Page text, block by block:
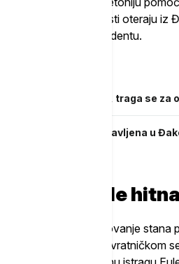
dozvoli da je ekstremisti oteraju
OEBS, o ovom incidentu.
u pucnjavi u Đakovici, traga se za
Velika Gospojina proslavljena u
se sprovede
je danas da je kamenovanje
tri srpske kuće u povratničkom